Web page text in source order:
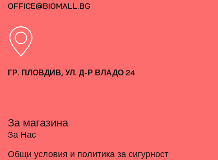
OFFICE@BIOMALL.BG
ГР. ПЛОВДИВ, УЛ. Д-Р ВЛАДО 24
За магазина
За Нас
Общи условия и политика за сигурност